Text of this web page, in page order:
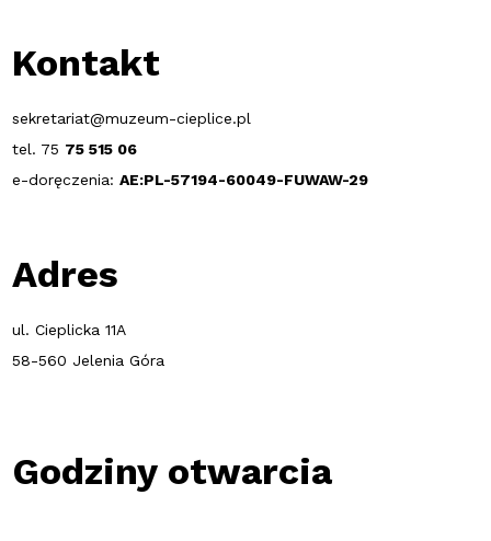
Kontakt
sekretariat@muzeum-cieplice.pl
tel. 75 75 515 06
e-doręczenia:AE:PL-57194-60049-FUWAW-29
Adres
ul. Cieplicka 11A
58-560 Jelenia Góra
Godziny otwarcia